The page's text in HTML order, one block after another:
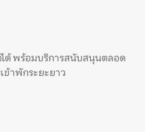
ได้ พร้อมบริการสนับสนุนตลอด
ข้าพักระยะยาว